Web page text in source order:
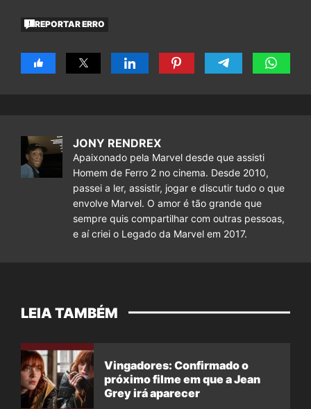
REPORTAR ERRO
JONY RENDREX
Apaixonado pela Marvel desde que assisti
Homem de Ferro 2 no cinema. Desde 2010,
passei a ler, assistir, jogar e discutir tudo o que
envolve Marvel. O amor é tão grande que
sempre quis compartilhar com outras pessoas,
e aí criei o Legado da Marvel em 2017.
LEIA TAMBÉM
Vingadores: Confirmado o
próximo filme em que a Jean
Grey irá aparecer